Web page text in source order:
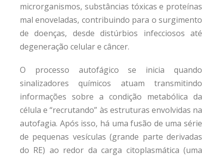
microrganismos, substâncias tóxicas e proteínas
mal enoveladas, contribuindo para o surgimento
de doenças, desde distúrbios infecciosos até
degeneração celular e câncer.
O processo autofágico se inicia quando
sinalizadores químicos atuam transmitindo
informações sobre a condição metabólica da
célula e “recrutando” às estruturas envolvidas na
autofagia. Após isso, há uma fusão de uma série
de pequenas vesículas (grande parte derivadas
do RE) ao redor da carga citoplasmática (uma